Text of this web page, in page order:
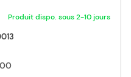
Produit dispo. sous 2-10 jours